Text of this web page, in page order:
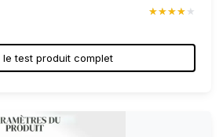
★★★★★
★★★★★
le test produit complet